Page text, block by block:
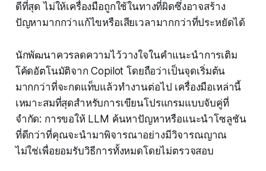
ดีที่สุด ไม่ให้เครื่องมือถูกใช้ในทางที่ผิดซึ่งอาจสร้าง
ปัญหามากกว่าแก้ไขหรือเสียเวลามากกว่าที่ประหยัดได้
นักพัฒนาควรลดความไว้วางใจในคำแนะนำการเติม
โค้ดอัตโนมัติจาก Copilot โดยถือว่าเป็นจุดเริ่มต้น
มากกว่าที่จะกดแท็บแล้วทำงานต่อไป เครื่องมือเหล่านี้
เหมาะสมที่สุดสำหรับการเขียนโปรแกรมแบบจับคู่ที่
จำกัด: การขอให้ LLM ค้นหาปัญหาหรือแนะนำโซลูชัน
ที่ดีกว่าที่คุณจะนำมาพิจารณาอย่างมีวิจารณญาณ
ไม่ใช่เพื่อยอมรับวิธีการทั้งหมดโดยไม่ตรวจสอบ